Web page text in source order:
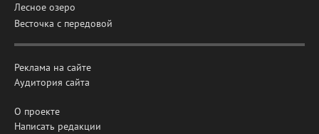
Лесное озеро
Весточка с передовой
Реклама на сайте
Аудитория сайта
О проекте
Написать редакции